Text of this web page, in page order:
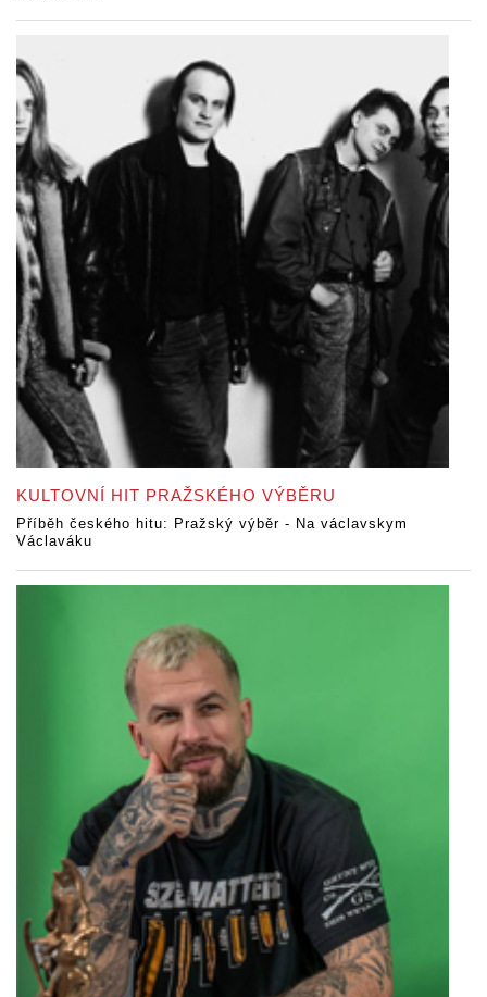
KULTOVNÍ HIT PRAŽSKÉHO VÝBĚRU
Příběh českého hitu: Pražský výběr - Na václavskym
Václaváku